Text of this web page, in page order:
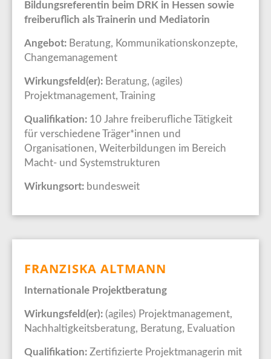
Bildungsreferentin beim DRK in Hessen sowie
freiberuflich als Trainerin und Mediatorin
Angebot: Beratung, Kommunikationskonzepte,
Changemanagement
Wirkungsfeld(er): Beratung, (agiles)
Projektmanagement, Training
Qualifikation: 10 Jahre freiberufliche Tätigkeit
für verschiedene Träger*innen und
Organisationen, Weiterbildungen im Bereich
Macht- und Systemstrukturen
Wirkungsort: bundesweit
FRANZISKA ALTMANN
Internationale Projektberatung
Wirkungsfeld(er): (agiles) Projektmanagement,
Nachhaltigkeitsberatung, Beratung, Evaluation
Qualifikation: Zertifizierte Projektmanagerin mit